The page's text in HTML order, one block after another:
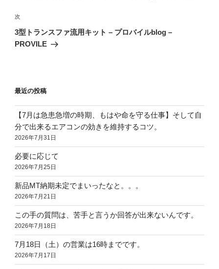
ビ
ゲ
ー
稿
次
の
投
次
3型トランスファ流用キット – プロバイルblog –
PROVILE
最近の投稿
【7月は急患急増の時期、もはや命を守る仕事】そして自
分で出来るエアコンの効きを維持するコツ。
2026年7月31日
必要に応じて
2026年7月25日
新品MT納期未定でまいったなと。。。
2026年7月21日
この手の質問は、苦手と言うか回答が出来ないんです。
2026年7月18日
7月18日（土）の営業は16時までです。
2026年7月17日